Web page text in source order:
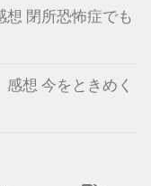
想 閉所恐怖症でも
想 今をときめく